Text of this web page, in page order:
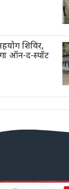
शिविर,
ऑन-द-स्पॉट